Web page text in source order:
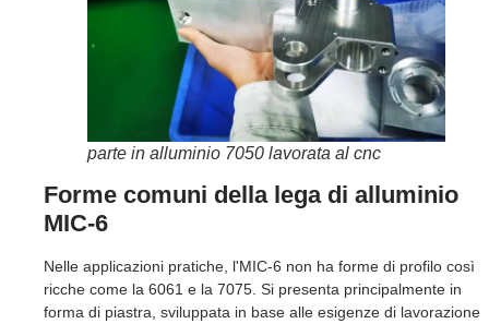
parte in alluminio 7050 lavorata al cnc
Forme comuni della lega di alluminio
MIC-6
Nelle applicazioni pratiche, l'MIC-6 non ha forme di profilo così
ricche come la 6061 e la 7075. Si presenta principalmente in
forma di piastra, sviluppata in base alle esigenze di lavorazione